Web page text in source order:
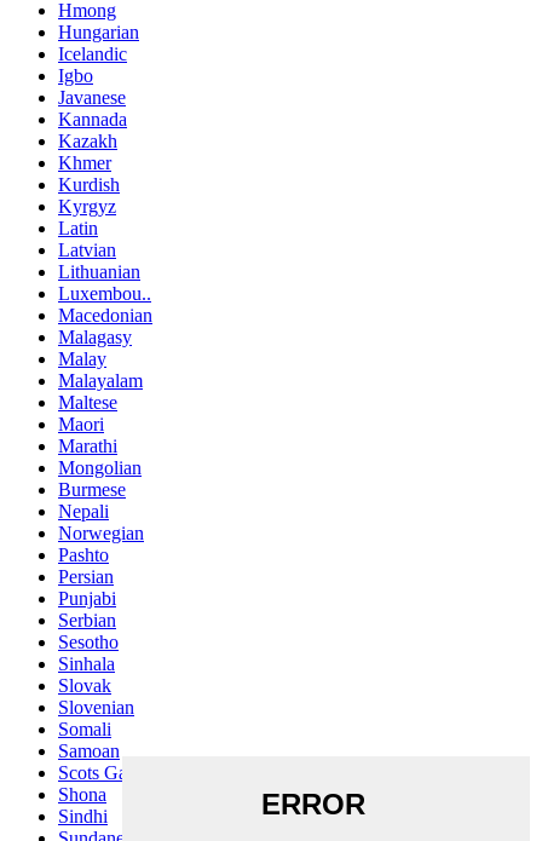
Hmong
Hungarian
Icelandic
Igbo
Javanese
Kannada
Kazakh
Khmer
Kurdish
Kyrgyz
Latin
Latvian
Lithuanian
Luxembou..
Macedonian
Malagasy
Malay
Malayalam
Maltese
Maori
Marathi
Mongolian
Burmese
Nepali
Norwegian
Pashto
Persian
Punjabi
Serbian
Sesotho
Sinhala
Slovak
Slovenian
Somali
Samoan
Scots Gaelic
Shona
Sindhi